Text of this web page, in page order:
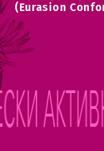
(Eurasion